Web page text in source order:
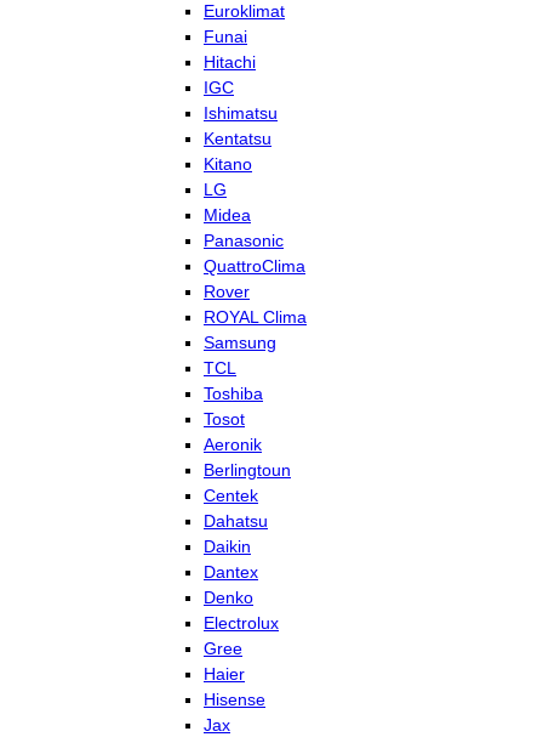
Euroklimat
Funai
Hitachi
IGC
Ishimatsu
Kentatsu
Kitano
LG
Midea
Panasonic
QuattroClima
Rover
ROYAL Clima
Samsung
TCL
Toshiba
Tosot
Aeronik
Berlingtoun
Centek
Dahatsu
Daikin
Dantex
Denko
Electrolux
Gree
Haier
Hisense
Jax